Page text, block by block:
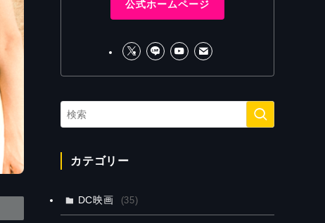
公式ホームページ
カテゴリー
DC映画 (35)